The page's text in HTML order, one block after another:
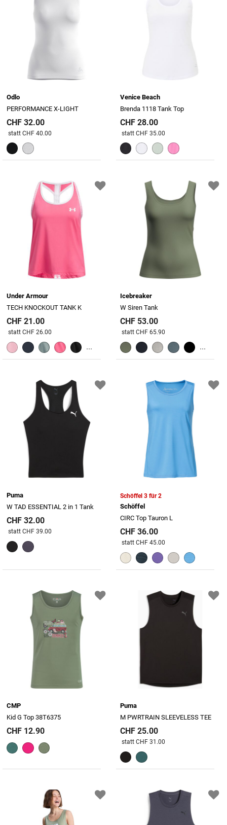
Odlo
PERFORMANCE X-LIGHT
CHF 32.00
Preis reduziert von
statt CHF 40.00
Venice Beach
Brenda 1118 Tank Top
CHF 28.00
Preis reduziert von
statt CHF 35.00
Under Armour
TECH KNOCKOUT TANK K
CHF 21.00
Preis reduziert von
statt CHF 26.00
...
Icebreaker
W Siren Tank
CHF 53.00
Preis reduziert von
statt CHF 65.90
...
Puma
W TAD ESSENTIAL 2 in 1 Tank
CHF 32.00
Preis reduziert von
statt CHF 39.00
Schöffel 3 für 2
Schöffel
CIRC Top Tauron L
CHF 36.00
Preis reduziert von
statt CHF 45.00
CMP
Kid G Top 38T6375
CHF 12.90
Puma
M PWRTRAIN SLEEVELESS TEE
CHF 25.00
Preis reduziert von
statt CHF 31.00